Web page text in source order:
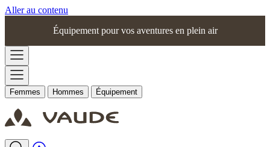
Aller au contenu
Équipement pour vos aventures en plein air
Femmes Hommes Équipement